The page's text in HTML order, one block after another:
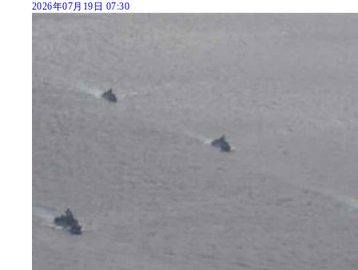
2026年07月19日 07:30